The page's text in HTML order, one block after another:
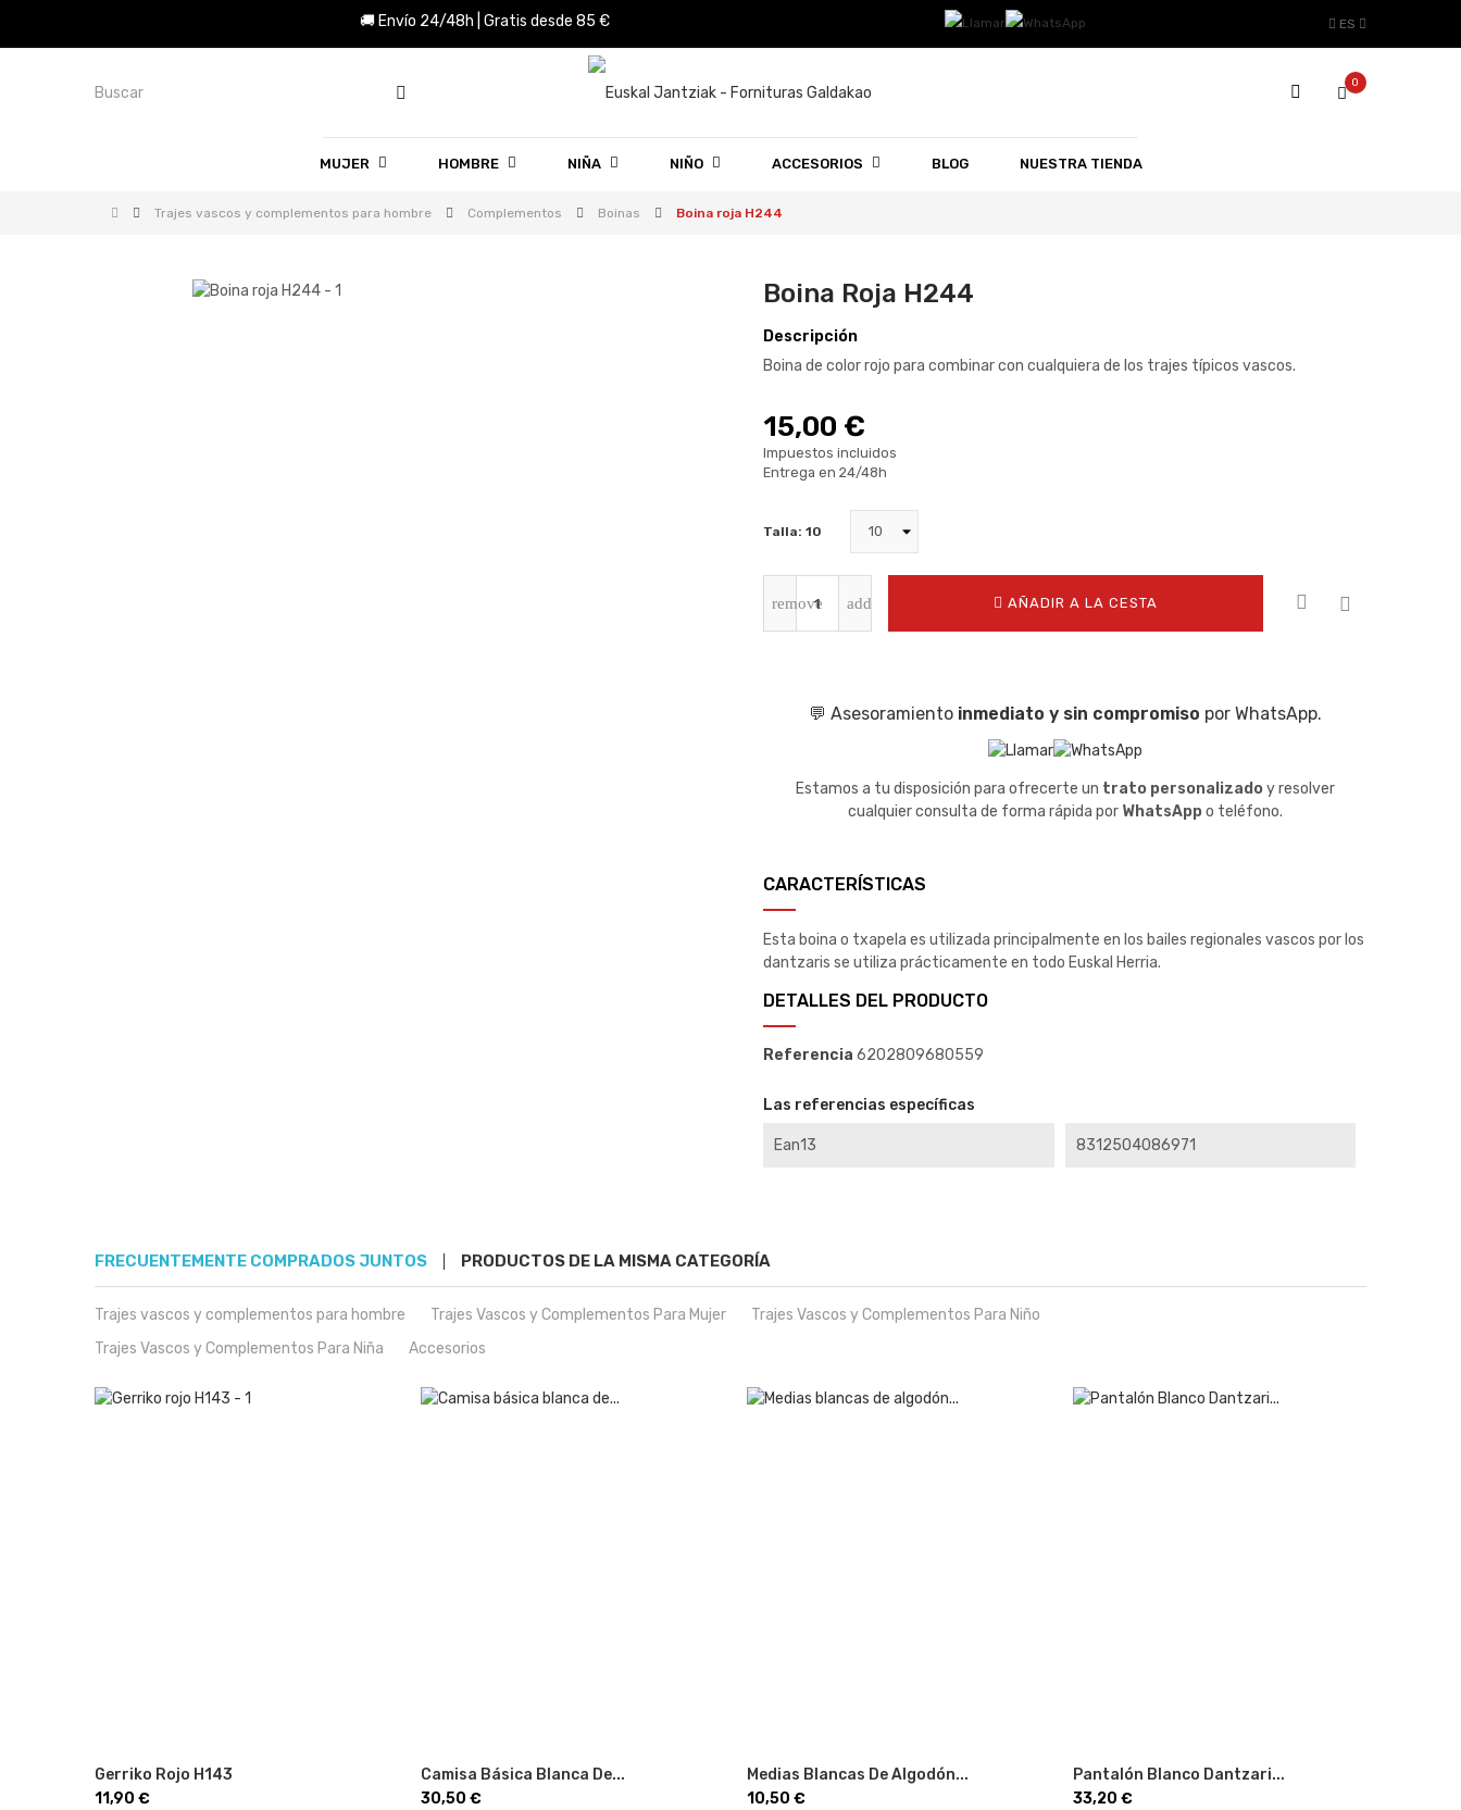
🚚 Envío 24/48h | Gratis desde 85 € ES
0
MUJER HOMBRE NIÑA NIÑO ACCESORIOS BLOG NUESTRA TIENDA
Trajes vascos y complementos para hombre Complementos Boinas Boina roja H244
Boina Roja H244
Descripción
Boina de color rojo para combinar con cualquiera de los trajes típicos vascos.
15,00 €
Impuestos incluidos
Entrega en 24/48h
Talla: 10
AÑADIR A LA CESTA
💬 Asesoramiento inmediato y sin compromiso por WhatsApp.
Estamos a tu disposición para ofrecerte un trato personalizadoy resolver
cualquier consulta de forma rápida por WhatsAppo teléfono.
CARACTERÍSTICAS
Esta boina o txapela es utilizada principalmente en los bailes regionales vascos por los
dantzaris se utiliza prácticamente en todo Euskal Herria.
DETALLES DEL PRODUCTO
Referencia 6202809680559
Las referencias específicas
Ean13 8312504086971
FRECUENTEMENTE COMPRADOS JUNTOS PRODUCTOS DE LA MISMA CATEGORÍA
Trajes vascos y complementos para hombre Trajes Vascos y Complementos Para Mujer
Trajes Vascos y Complementos Para Niño
Trajes Vascos y Complementos Para Niña
Accesorios
Gerriko Rojo H143
Precio
11,90 €
Camisa Básica Blanca De...
Precio
30,50 €
Medias Blancas De Algodón...
Precio
10,50 €
Pantalón Blanco Dantzari...
Precio
33,20 €